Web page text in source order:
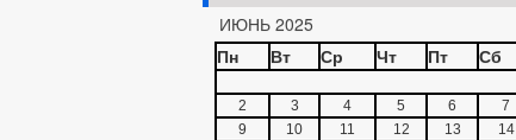
ИЮНЬ 2025
Пн
Вт Ср Чт Пт Сб
2
3 4 5 6 7
9
10 11 12 13 14